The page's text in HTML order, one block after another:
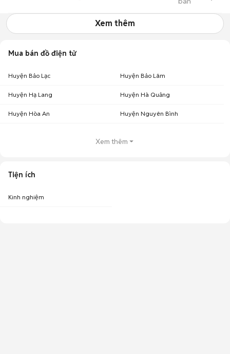
Xem thêm
Mua bán đồ điện tử
Huyện Bảo Lạc Huyện Bảo Lâm
Huyện Hạ Lang Huyện Hà Quảng
Huyện Hòa An Huyện Nguyên Bình
Xem thêm
Tiện ích
Kinh nghiệm